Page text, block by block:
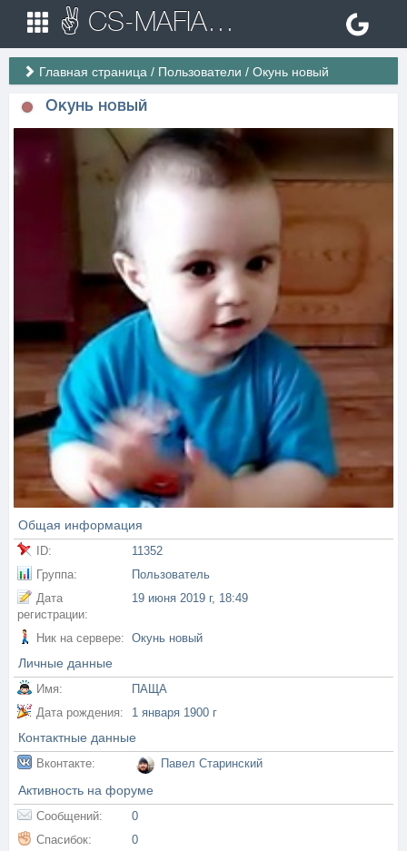
✌ CS-MAFIA.RU ✌ Игровые сервера Counter Strike 1.6
Главная страница / Пользователи / Окунь новый
Окунь новый
Общая информация
ID:
11352
Группа:
Пользователь
Дата
регистрации:
19 июня 2019 г, 18:49
Ник на сервере: Окунь новый
Личные данные
Имя:
ПАЩА
Дата рождения:
1 января 1900 г
Контактные данные
Вконтакте: Павел Старинский
Активность на форуме
Сообщений:
0
Спасибок:
0